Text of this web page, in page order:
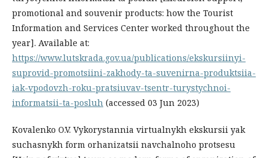
promotional and souvenir products: how the Tourist
Information and Services Center worked throughout the
year]. Available at:
https://www.lutskrada.gov.ua/publications/ekskursiinyi-
suprovid-promotsiini-zakhody-ta-suvenirna-produktsiia-
iak-vpodovzh-roku-pratsiuvav-tsentr-turystychnoi-
informatsii-ta-posluh (accessed 03 Jun 2023)
Kovalenko O.V. Vykorystannia virtualnykh ekskursii yak
suchasnykh form orhanizatsii navchalnoho protsesu